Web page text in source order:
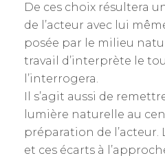
De ces choix résultera
de l’acteur avec lui
posée par le milieu
travail d’interprète le
l’interrogera.
Il s’agit aussi de
lumière naturelle au
préparation de
et ces écarts à